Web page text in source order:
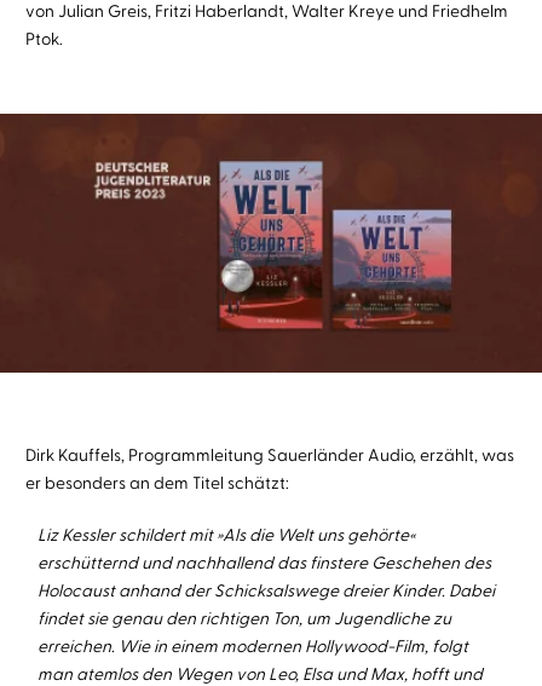
von Julian Greis, Fritzi Haberlandt, Walter Kreye und Friedhelm
Ptok.
Dirk Kauffels, Programmleitung Sauerländer Audio, erzählt, was
er besonders an dem Titel schätzt:
Liz Kessler schildert mit »Als die Welt uns gehörte«
erschütternd und nachhallend das finstere Geschehen des
Holocaust anhand der Schicksalswege dreier Kinder. Dabei
findet sie genau den richtigen Ton, um Jugendliche zu
erreichen. Wie in einem modernen Hollywood-Film, folgt
man atemlos den Wegen von Leo, Elsa und Max, hofft und